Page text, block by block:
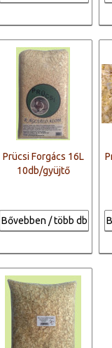
Prücsi Forgács 16L
10db/gyüjtő
Bővebben / több db